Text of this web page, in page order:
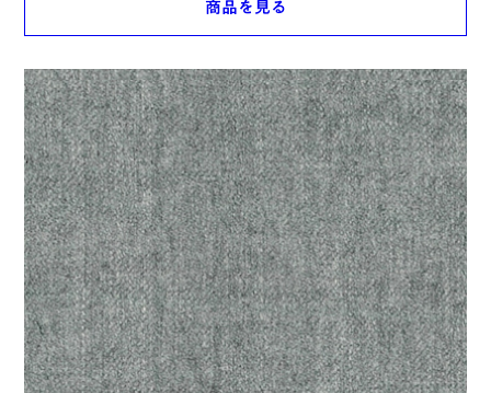
商品を見る